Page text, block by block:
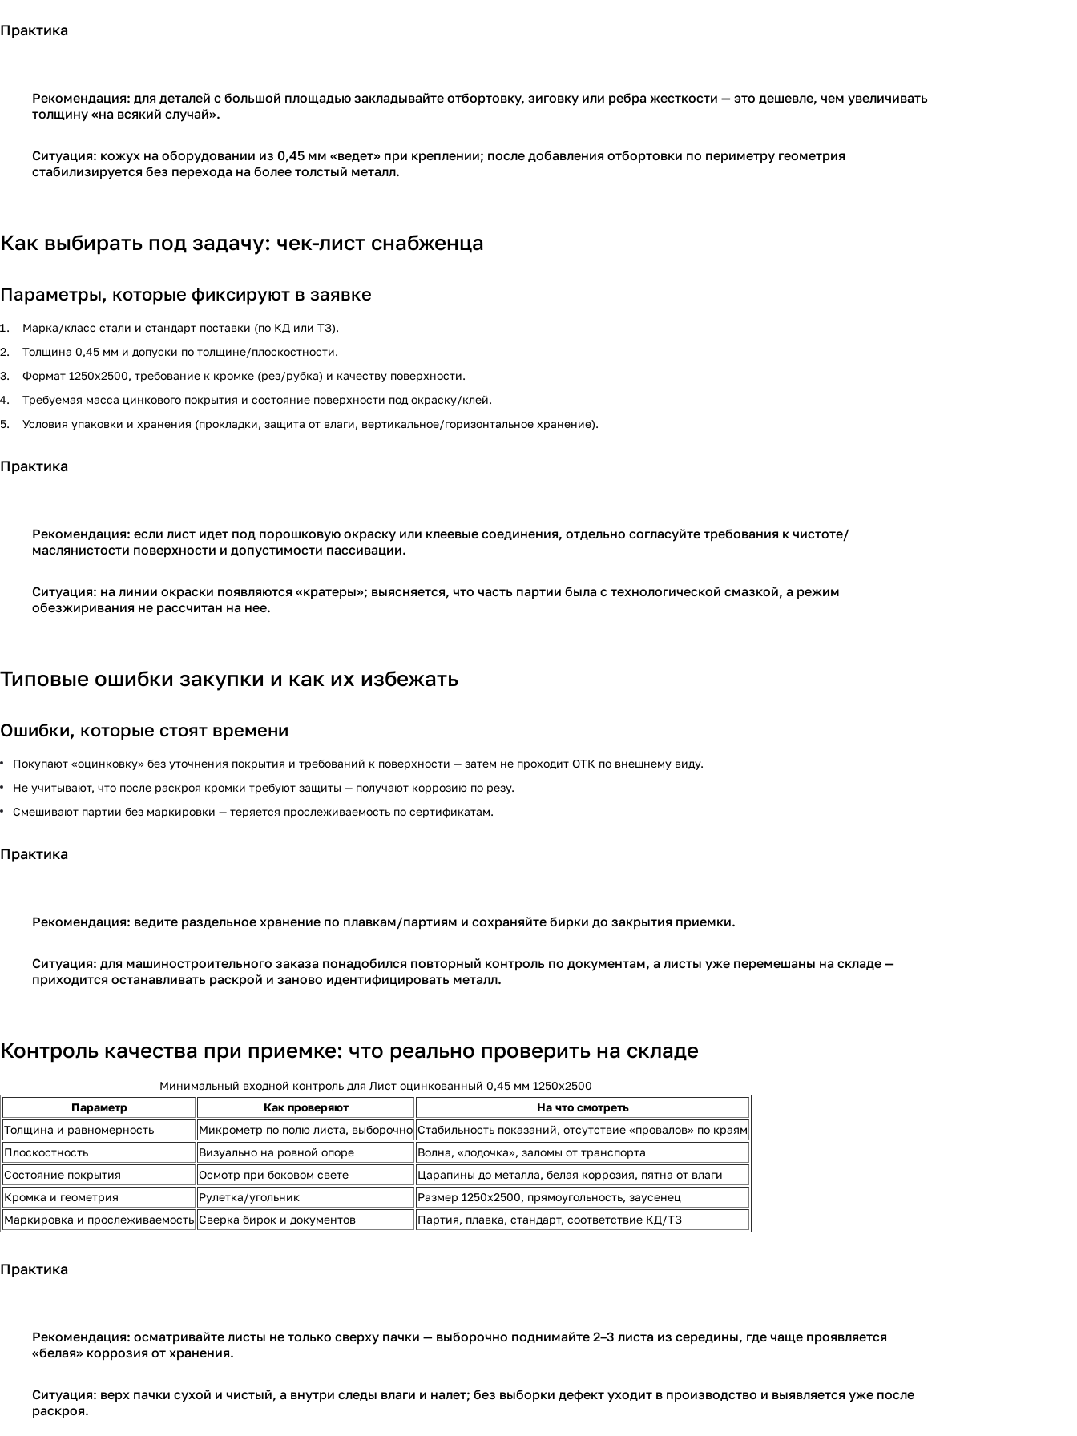
Практика
Рекомендация: для деталей с большой площадью закладывайте отбортовку, зиговку или ребра жесткости — это дешевле, чем увеличивать
толщину «на всякий случай».
Ситуация: кожух на оборудовании из 0,45 мм «ведет» при креплении; после добавления отбортовки по периметру геометрия
стабилизируется без перехода на более толстый металл.
Как выбирать под задачу: чек-лист снабженца
Параметры, которые фиксируют в заявке
Марка/класс стали и стандарт поставки (по КД или ТЗ).
Толщина 0,45 мм и допуски по толщине/плоскостности.
Формат 1250х2500, требование к кромке (рез/рубка) и качеству поверхности.
Требуемая масса цинкового покрытия и состояние поверхности под окраску/клей.
Условия упаковки и хранения (прокладки, защита от влаги, вертикальное/горизонтальное хранение).
Практика
Рекомендация: если лист идет под порошковую окраску или клеевые соединения, отдельно согласуйте требования к чистоте/
маслянистости поверхности и допустимости пассивации.
Ситуация: на линии окраски появляются «кратеры»; выясняется, что часть партии была с технологической смазкой, а режим
обезжиривания не рассчитан на нее.
Типовые ошибки закупки и как их избежать
Ошибки, которые стоят времени
Покупают «оцинковку» без уточнения покрытия и требований к поверхности — затем не проходит ОТК по внешнему виду.
Не учитывают, что после раскроя кромки требуют защиты — получают коррозию по резу.
Смешивают партии без маркировки — теряется прослеживаемость по сертификатам.
Практика
Рекомендация: ведите раздельное хранение по плавкам/партиям и сохраняйте бирки до закрытия приемки.
Ситуация: для машиностроительного заказа понадобился повторный контроль по документам, а листы уже перемешаны на складе —
приходится останавливать раскрой и заново идентифицировать металл.
Контроль качества при приемке: что реально проверить на складе
Минимальный входной контроль для Лист оцинкованный 0,45 мм 1250х2500
Параметр
Как проверяют
На что смотреть
Толщина и равномерность
Микрометр по полю листа, выборочно Стабильность показаний, отсутствие «провалов» по краям
Плоскостность
Визуально на ровной опоре
Волна, «лодочка», заломы от транспорта
Состояние покрытия
Осмотр при боковом свете
Царапины до металла, белая коррозия, пятна от влаги
Кромка и геометрия
Рулетка/угольник
Размер 1250х2500, прямоугольность, заусенец
Маркировка и прослеживаемость Сверка бирок и документов Партия, плавка, стандарт, соответствие КД/ТЗ
Практика
Рекомендация: осматривайте листы не только сверху пачки — выборочно поднимайте 2–3 листа из середины, где чаще проявляется
«белая» коррозия от хранения.
Ситуация: верх пачки сухой и чистый, а внутри следы влаги и налет; без выборки дефект уходит в производство и выявляется уже после
раскроя.